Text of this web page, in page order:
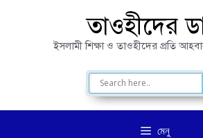
তাওহীদের
ইসলামী শিক্ষা ও তাওহীদের প্রতি
মেনু